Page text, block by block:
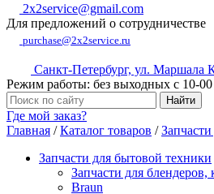
2x2service@gmail.com
Для предложений о сотрудничестве
purchase@2x2service.ru
Санкт-Петербург, ул. Маршала
Режим работы: без выходных с 10-
Где мой заказ?
Главная /Каталог товаров /
Запчасти для бытовой техники
Запчасти для
Braun